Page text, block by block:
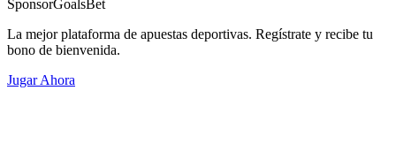
SponsorGoalsBet
La mejor plataforma de apuestas deportivas. Regístrate y recibe tu
bono de bienvenida.
Jugar Ahora